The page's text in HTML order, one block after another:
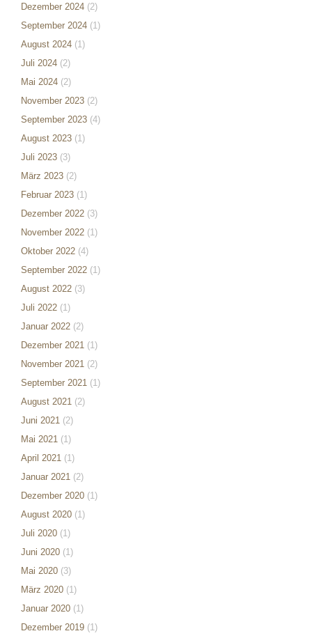
Dezember 2024 (2)
September 2024 (1)
August 2024 (1)
Juli 2024 (2)
Mai 2024 (2)
November 2023 (2)
September 2023 (4)
August 2023 (1)
Juli 2023 (3)
März 2023 (2)
Februar 2023 (1)
Dezember 2022 (3)
November 2022 (1)
Oktober 2022 (4)
September 2022 (1)
August 2022 (3)
Juli 2022 (1)
Januar 2022 (2)
Dezember 2021 (1)
November 2021 (2)
September 2021 (1)
August 2021 (2)
Juni 2021 (2)
Mai 2021 (1)
April 2021 (1)
Januar 2021 (2)
Dezember 2020 (1)
August 2020 (1)
Juli 2020 (1)
Juni 2020 (1)
Mai 2020 (3)
März 2020 (1)
Januar 2020 (1)
Dezember 2019 (1)